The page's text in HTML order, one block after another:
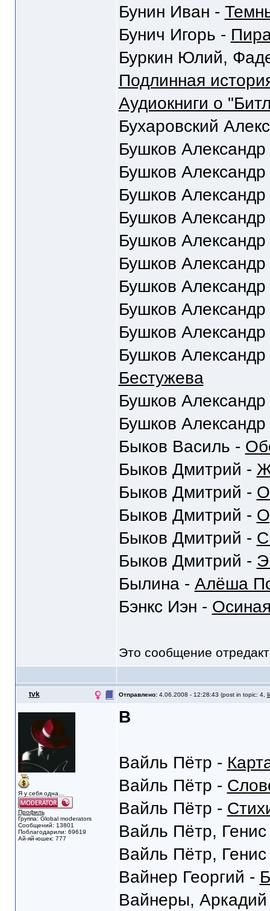
Бунин Иван -
Бунич Игорь -
Буркин Юлий,
Подлинная
Аудиокниги о
Бухаровский
Бушков
Бушков
Бушков
Бушков
Бушков
Бушков
Бушков
Бушков
Бушков
Бушков
Бестужева
Бушков
Бушков
Быков Василь -
Быков Дмитрий -
Быков Дмитрий -
Быков Дмитрий -
Быков Дмитрий -
Быков Дмитрий -
Былина - Алёша
Бэнкс Иэн -
Это сообщение
tvk Отправлено: 4.06.2008 - 12:28:43 (post in topic: 4,
Я у себя одна...
Профиль
Группа: Global moderators
Сообщений: 13801
Поблагодарили: 69619
Ай-яй-юшек: 777
В
Вайль Пётр -
Вайль Пётр -
Вайль Пётр -
Вайль Пётр,
Вайль Пётр,
Вайнер Георгий -
Вайнеры,